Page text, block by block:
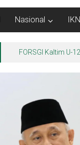
Nasional IKN
Menempa